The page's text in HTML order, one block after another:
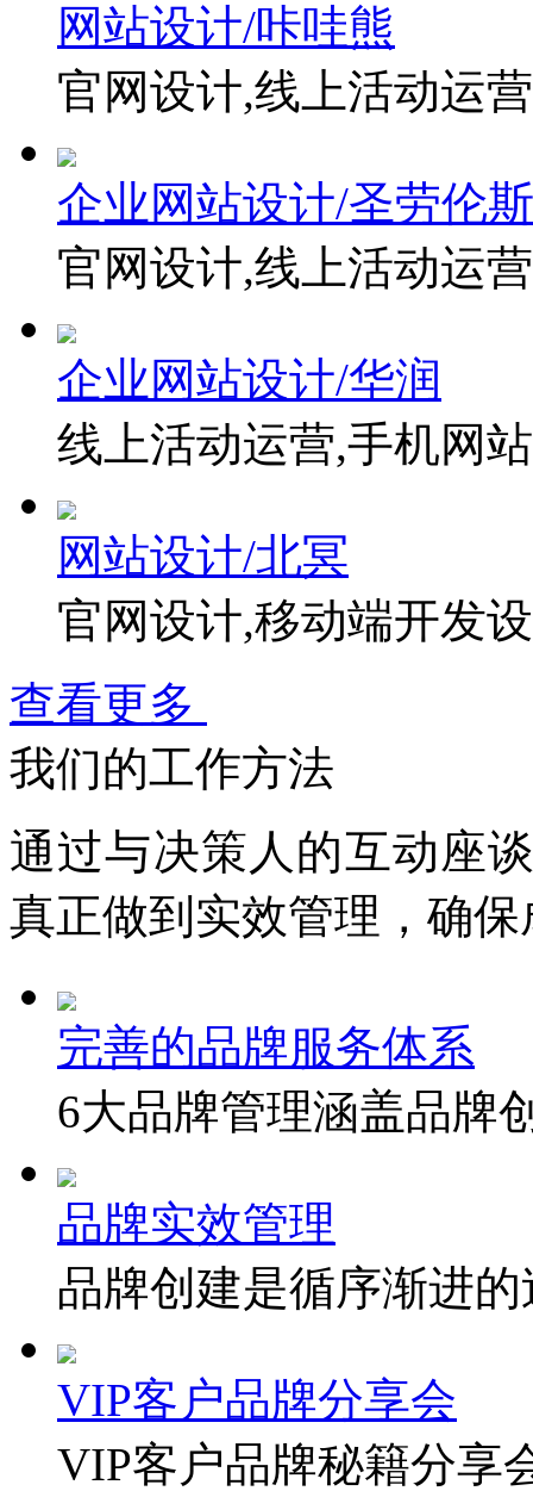
网站设计/咔哇熊
官网设计,线上活动运营
企业网站设计/圣劳伦斯
官网设计,线上活动运
企业网站设计/华润
线上活动运营,手机网
网站设计/北冥
官网设计,移动端开发
查看更多
我们的工作方法
通过与决策人的互动座
真正做到实效管理，确保
完善的品牌服务体系
6大品牌管理涵盖品牌
品牌实效管理
品牌创建是循序渐进
VIP客户品牌分享会
VIP客户品牌秘籍分享